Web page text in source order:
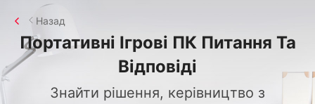
Портативні Ігрові ПКПитання Та
Відповіді
Знайти рішення, керівництво з
Назад